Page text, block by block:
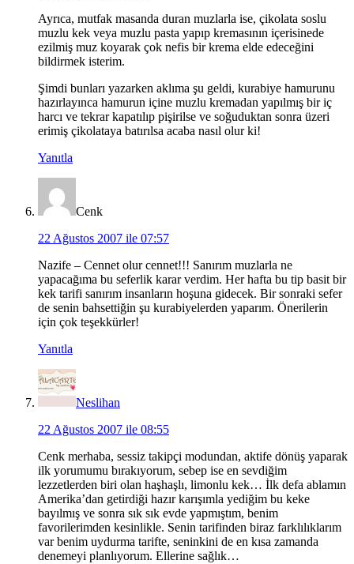
Ayrıca, mutfak masanda duran muzlarla ise, çikolata soslu
muzlu kek veya muzlu pasta yapıp kremasının içerisinede
ezilmiş muz koyarak çok nefis bir krema elde edeceğini
bildirmek isterim.
Şimdi bunları yazarken aklıma şu geldi, kurabiye hamurunu
hazırlayınca hamurun içine muzlu kremadan yapılmış bir iç
harcı ve tekrar kapatılıp pişirilse ve soğuduktan sonra üzeri
erimiş çikolataya batırılsa acaba nasıl olur ki!
Yanıtla
Cenk
22 Ağustos 2007 ile 07:57
Nazife – Cennet olur cennet!!! Sanırım muzlarla ne
yapacağıma bu seferlik karar verdim. Her hafta bu tip basit bir
kek tarifi sanırım insanların hoşuna gidecek. Bir sonraki sefer
de senin bahsettiğin şu kurabiyelerden yaparım. Önerilerin
için çok teşekkürler!
Yanıtla
Neslihan
22 Ağustos 2007 ile 08:55
Cenk merhaba, sessiz takipçi modundan, aktife dönüş yaparak
ilk yorumumu bırakıyorum, sebep ise en sevdiğim
lezzetlerden biri olan haşhaşlı, limonlu kek… İlk defa ablamın
Amerika’dan getirdiği hazır karışımla yediğim bu keke
bayılmış ve sonra sık sık evde yapmıştım, benim
favorilerimden kesinlikle. Senin tarifinden biraz farklılıklarım
var benim uydurma tarifte, seninkini de en kısa zamanda
denemeyi planlıyorum. Ellerine sağlık…